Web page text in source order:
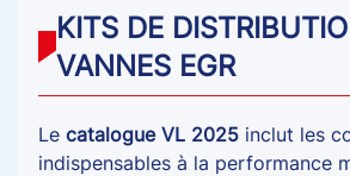
KITS DE
VANNES EGR
Le catalogue VL 2025 inclut les
indispensables à la performance